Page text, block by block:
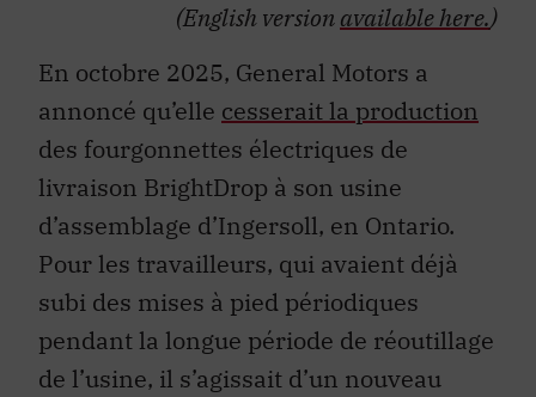
(English versionavailable here.)
En octobre 2025, General Motors a
annoncé qu’elle cesserait la production
des fourgonnettes électriques de
livraison BrightDrop à son usine
d’assemblage d’Ingersoll, en Ontario.
Pour les travailleurs, qui avaient déjà
subi des mises à pied périodiques
pendant la longue période de réoutillage
de l’usine, il s’agissait d’un nouveau